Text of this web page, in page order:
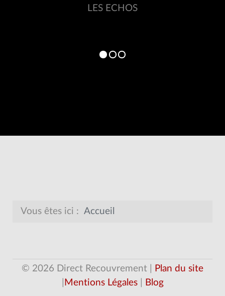
FINYEAR
Vous êtes ici : Accueil
© 2026 Direct Recouvrement |
Plan du site
Mentions Légales| Blog